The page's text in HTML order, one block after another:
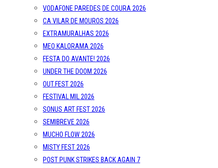
VODAFONE PAREDES DE COURA 2026
CA VILAR DE MOUROS 2026
EXTRAMURALHAS 2026
MEO KALORAMA 2026
FESTA DO AVANTE! 2026
UNDER THE DOOM 2026
OUT.FEST 2026
FESTIVAL MIL 2026
SONUS ART FEST 2026
SEMIBREVE 2026
MUCHO FLOW 2026
MISTY FEST 2026
POST PUNK STRIKES BACK AGAIN 7